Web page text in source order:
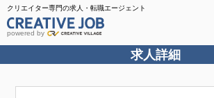
クリエイター専門の求人・転職エージェント
powered by
求人詳細